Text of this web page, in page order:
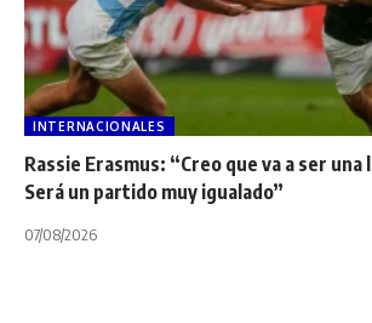
INTERNACIONALES
Rassie Erasmus: “Creo que va a ser
Será un partido muy igualado”
07/08/2026